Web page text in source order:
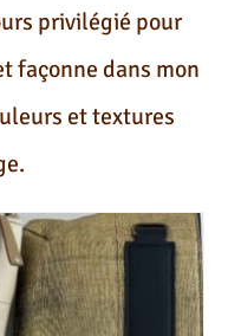
privilégié pour
façonne dans mon
et textures